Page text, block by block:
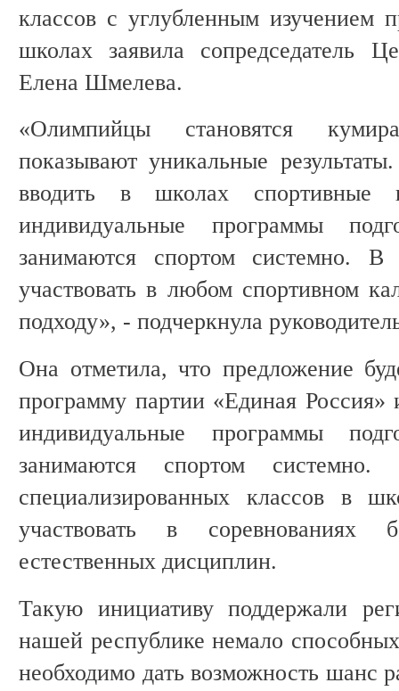
классов с углубленным изучением
школах заявила сопредседатель
Елена Шмелева.
«Олимпийцы становятся
показывают уникальные
вводить в школах спортивные
индивидуальные программы
занимаются спортом системно.
участвовать в любом спортивном
подходу», - подчеркнула
Она отметила, что предложение
программу партии «Единая Россия»
индивидуальные программы
занимаются спортом
специализированных классов в
участвовать в соревнованиях
естественных дисциплин.
Такую инициативу поддержали
нашей республике немало
необходимо дать возможность шанс